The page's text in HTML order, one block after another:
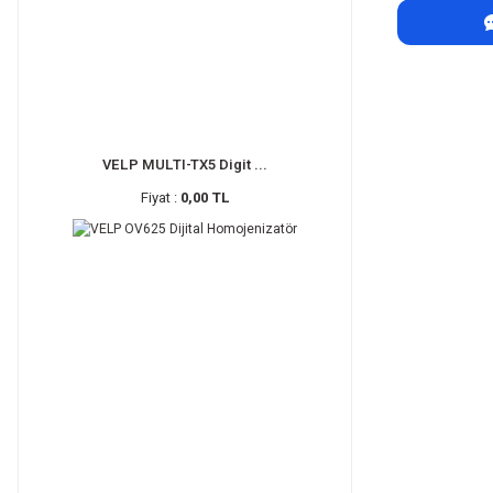
VELP MULTI-TX5 Digit ...
Fiyat : 0,00 TL